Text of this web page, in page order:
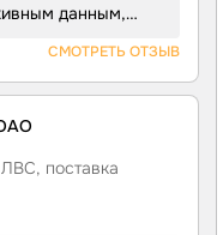
данным,
СМОТРЕТЬ ОТЗЫВ
поставка